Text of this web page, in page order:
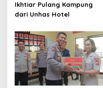
Ikhtiar Pulang Kampung
dari Unhas Hotel